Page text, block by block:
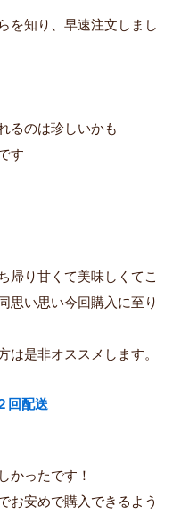
を知り、早速注文しまし
るのは珍しいかも
す
帰り甘くて美味しくてこ
思い思い今回購入に至り
是非オススメします。
回配送
かったです！
お安めで購入できるよう